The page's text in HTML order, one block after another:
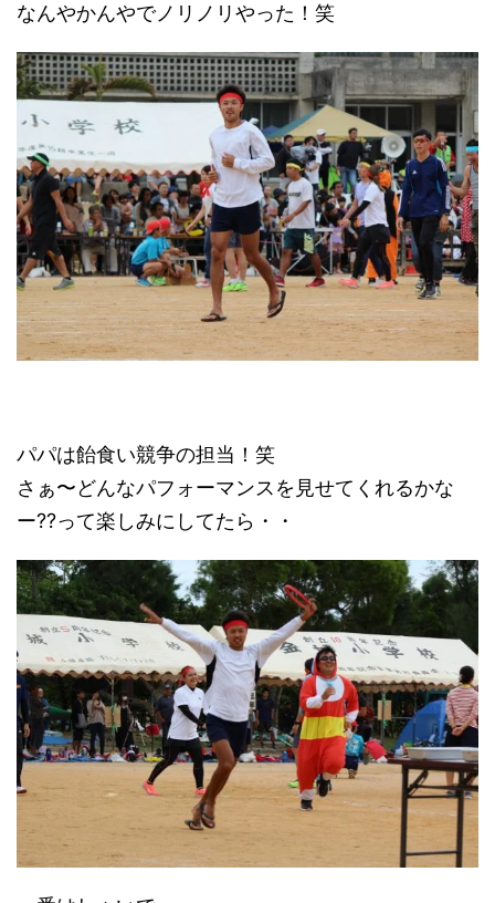
なんやかんやでノリノリやった！笑
パパは飴食い競争の担当！笑
さぁ〜どんなパフォーマンスを見せてくれるかな
ー??って楽しみにしてたら・・